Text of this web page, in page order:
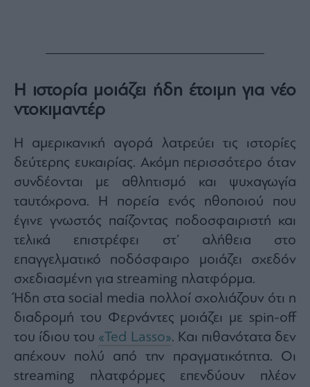
Η ιστορία μοιάζει ήδη έτοιμη για νέο
ντοκιμαντέρ
Η αμερικανική αγορά λατρεύει τις ιστορίες
δεύτερης ευκαιρίας. Ακόμη περισσότερο όταν
συνδέονται με αθλητισμό και ψυχαγωγία
ταυτόχρονα. Η πορεία ενός ηθοποιού που
έγινε γνωστός παίζοντας ποδοσφαιριστή και
τελικά επιστρέφει στ’ αλήθεια στο
επαγγελματικό ποδόσφαιρο μοιάζει σχεδόν
σχεδιασμένη για streaming πλατφόρμα.
Ήδη στα social media πολλοί σχολιάζουν ότι η
διαδρομή του Φερνάντες μοιάζει με spin-off
του ίδιου του «Ted Lasso». Και πιθανότατα δεν
απέχουν πολύ από την πραγματικότητα. Οι
streaming πλατφόρμες επενδύουν πλέον